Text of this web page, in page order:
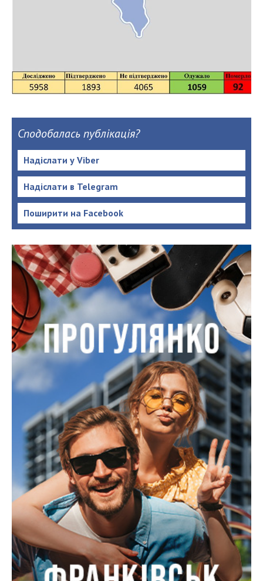
Сподобалась публікація?
Надіслати у Viber
Надіслати в Telegram
Поширити на Facebook